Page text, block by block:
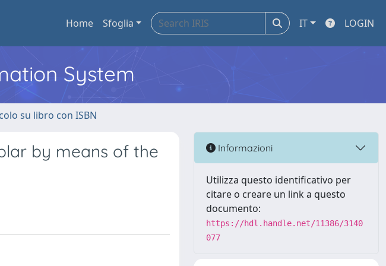
Home Sfoglia IT LOGIN
System
su libro con ISBN
by means of the
Informazioni
Utilizza questo identificativo per
citare o creare un link a questo
documento:
https://hdl.handle.net/11386/3140
077